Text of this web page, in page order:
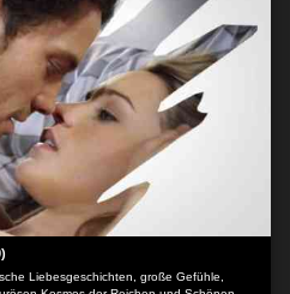
Liebesgeschichten, große Gefühle,